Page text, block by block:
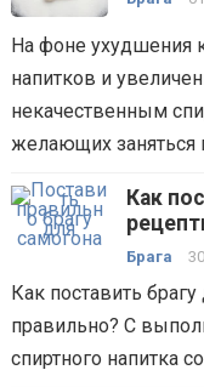
На фоне ухудшения
напитков и
некачественным
желающих заняться
Как
Брага
Как поставить
правильно? С
спиртного напитка